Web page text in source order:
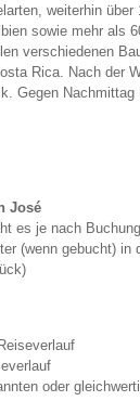
weiterhin über
sowie mehr als
verschiedenen
Rica. Nach der
Gegen Nachmittag
José
es je nach
(wenn gebucht) in
oder